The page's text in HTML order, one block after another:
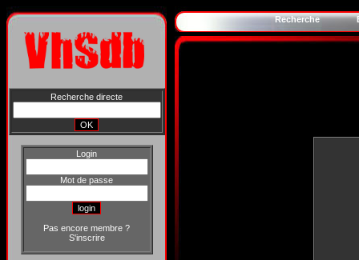
Recherche directe
Login
Mot de passe
Pas encore membre ?
S'inscrire
Recherche